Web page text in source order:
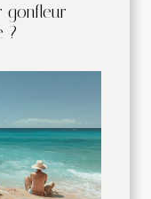
gonfleur
?